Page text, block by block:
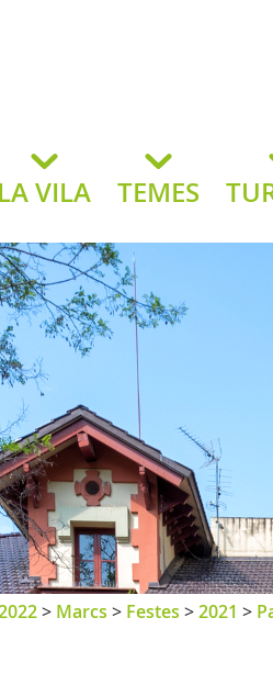
de
LA VILA TEMES
> Marcs > Festes >2021 >